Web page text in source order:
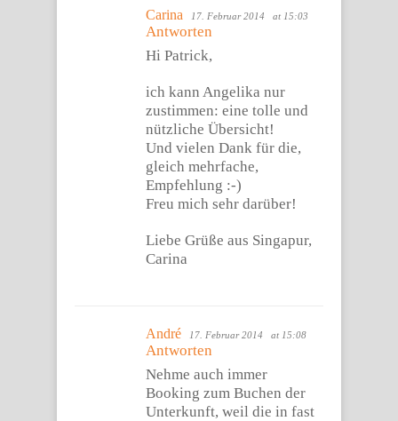
Carina 17. Februar 2014 at 15:03
Antworten
Hi Patrick,
ich kann Angelika nur
zustimmen: eine tolle und
nützliche Übersicht!
Und vielen Dank für die,
gleich mehrfache,
Empfehlung :-)
Freu mich sehr darüber!
Liebe Grüße aus Singapur,
Carina
André 17. Februar 2014 at 15:08
Antworten
Nehme auch immer
Booking zum Buchen der
Unterkunft, weil die in fast